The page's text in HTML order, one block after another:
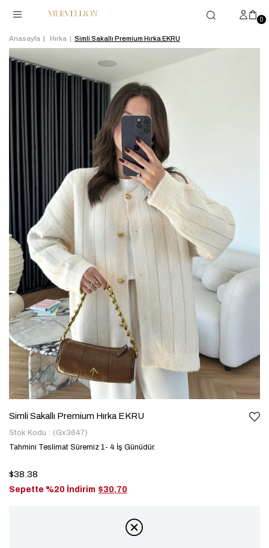
0
Anasayfa Hırka Simli Sakallı Premium Hırka EKRU
Simli Sakallı Premium Hırka EKRU
Stok Kodu
(Gx3647)
Tahmini Teslimat Süremiz 1- 4 İş Günüdür.
$38.38
Sepette %20 İndirim $30,70